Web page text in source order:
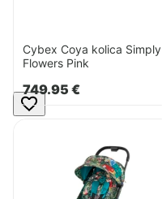
Cybex Coya kolica Simply
Flowers Pink
749.95 €
Pogledaj
proizvod
kolica